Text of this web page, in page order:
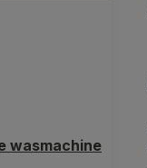
wasmachine